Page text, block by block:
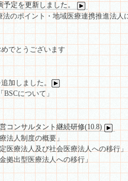
定を更新しました。
法のポイント・地域医療連携推進法人
でとうございます
加しました。
について」
コンサルタント継続研修(10.8)
法人制度の概要」
医療法人及び社会医療法人への移行」
拠出型医療法人への移行」